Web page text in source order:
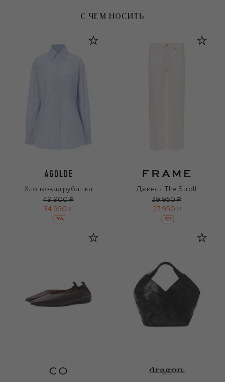
С ЧЕМ НОСИТЬ
Хлопковая рубашка
49 900 ₽
34 950 ₽
-30%
Джинсы The Stroll
39 950 ₽
27 950 ₽
-30%